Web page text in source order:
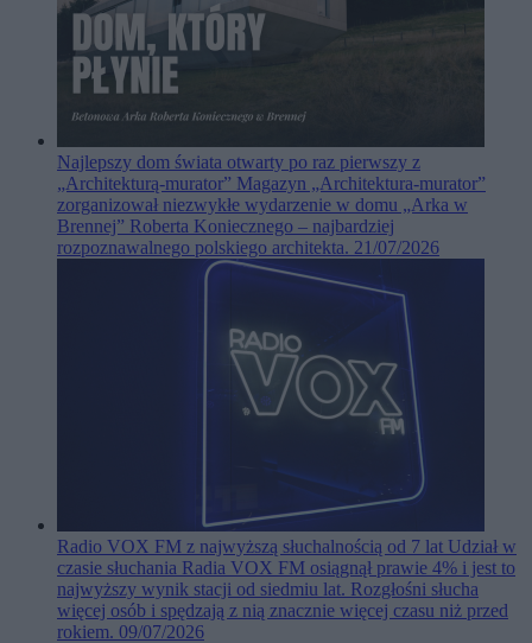
Najlepszy dom świata otwarty po raz pierwszy z
„Architekturą-murator” Magazyn „Architektura-murator”
zorganizował niezwykłe wydarzenie w domu „Arka w
Brennej” Roberta Koniecznego – najbardziej
rozpoznawalnego polskiego architekta. 21/07/2026
Radio VOX FM z najwyższą słuchalnością od 7 lat Udział w
czasie słuchania Radia VOX FM osiągnął prawie 4% i jest to
najwyższy wynik stacji od siedmiu lat. Rozgłośni słucha
więcej osób i spędzają z nią znacznie więcej czasu niż przed
rokiem. 09/07/2026